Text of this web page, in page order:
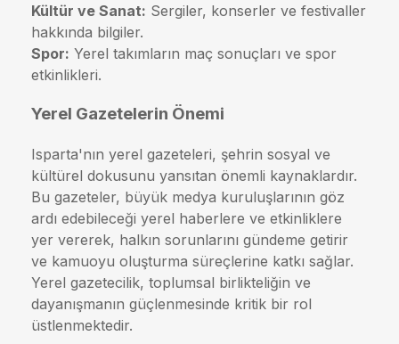
Kültür ve Sanat: Sergiler, konserler ve festivaller
hakkında bilgiler.
Spor: Yerel takımların maç sonuçları ve spor
etkinlikleri.
Yerel Gazetelerin Önemi
Isparta'nın yerel gazeteleri, şehrin sosyal ve
kültürel dokusunu yansıtan önemli kaynaklardır.
Bu gazeteler, büyük medya kuruluşlarının göz
ardı edebileceği yerel haberlere ve etkinliklere
yer vererek, halkın sorunlarını gündeme getirir
ve kamuoyu oluşturma süreçlerine katkı sağlar.
Yerel gazetecilik, toplumsal birlikteliğin ve
dayanışmanın güçlenmesinde kritik bir rol
üstlenmektedir.